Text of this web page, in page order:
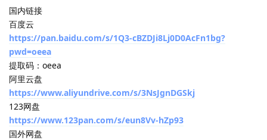
国内链接
百度云
https://pan.baidu.com/s/1Q3-cBZDJi8Lj0D0AcFn1bg?
pwd=oeea
提取码：oeea
阿里云盘
https://www.aliyundrive.com/s/3NsJgnDGSkj
123网盘
https://www.123pan.com/s/eun8Vv-hZp93
国外网盘